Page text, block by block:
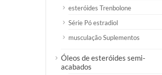
esteróides Trenbolone
Série Pó estradiol
musculação Suplementos
Óleos de esteróides semi-
acabados